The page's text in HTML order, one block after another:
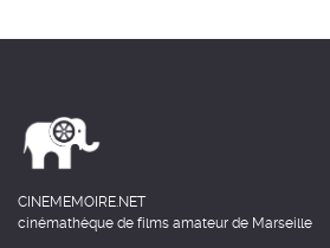
CINEMEMOIRE.NET
cinémathèque de films amateur de Marseille